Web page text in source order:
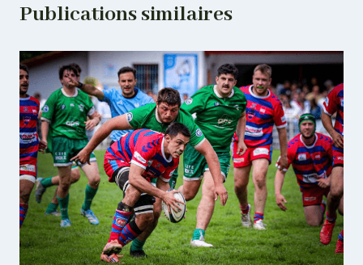
Publications similaires